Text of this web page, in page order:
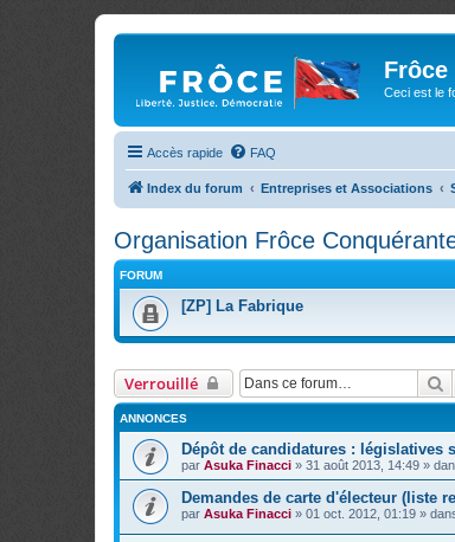
Frôce
Ceci est le
Accès rapide FAQ
Index du forum Entreprises et Associations
Organisation Frôce
FORUM
[ZP] La Fabrique
Verrouillé
ANNONCES
Dépôt de candidatures : législatives
par Asuka Finacci » 31 août 2013, 14:49 »
Demandes de carte d'électeur (liste
par Asuka Finacci » 01 oct. 2012, 01:19 »